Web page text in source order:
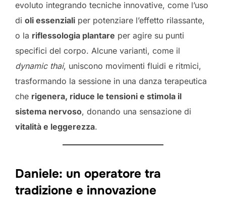
evoluto integrando tecniche innovative, come l’uso
di oli essenziali per potenziare l’effetto rilassante,
o la riflessologia plantare per agire su punti
specifici del corpo. Alcune varianti, come il
dynamic thai, uniscono movimenti fluidi e ritmici,
trasformando la sessione in una danza terapeutica
che rigenera, riduce le tensioni e stimola il
sistema nervoso, donando una sensazione di
vitalità e leggerezza.
Daniele: un operatore tra
tradizione e innovazione